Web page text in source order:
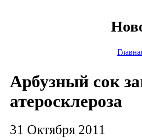
Арбузный сок
атеросклероза
31 Октября 2011